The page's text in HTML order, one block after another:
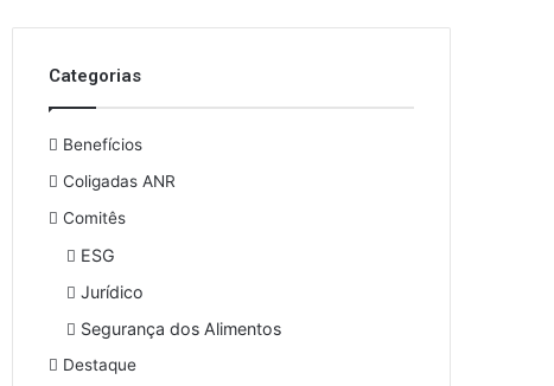
Categorias
Benefícios
Coligadas ANR
Comitês
ESG
Jurídico
Segurança dos Alimentos
Destaque